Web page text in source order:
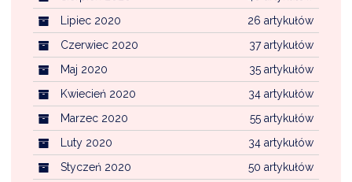
26 artykułów
Lipiec 2020
37 artykułów
Czerwiec 2020
35 artykułów
Maj 2020
34 artykułów
Kwiecień 2020
55 artykułów
Marzec 2020
34 artykułów
Luty 2020
50 artykułów
Styczeń 2020